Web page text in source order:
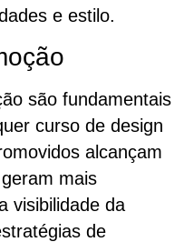
e estilo.
são fundamentais
curso de design
alcançam
mais
visibilidade da
de